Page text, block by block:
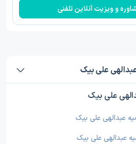
و ویزیت آنلاین تلفنی
علی بیک
علی بیک
عبدالهی علی بیک
عبدالهی علی بیک